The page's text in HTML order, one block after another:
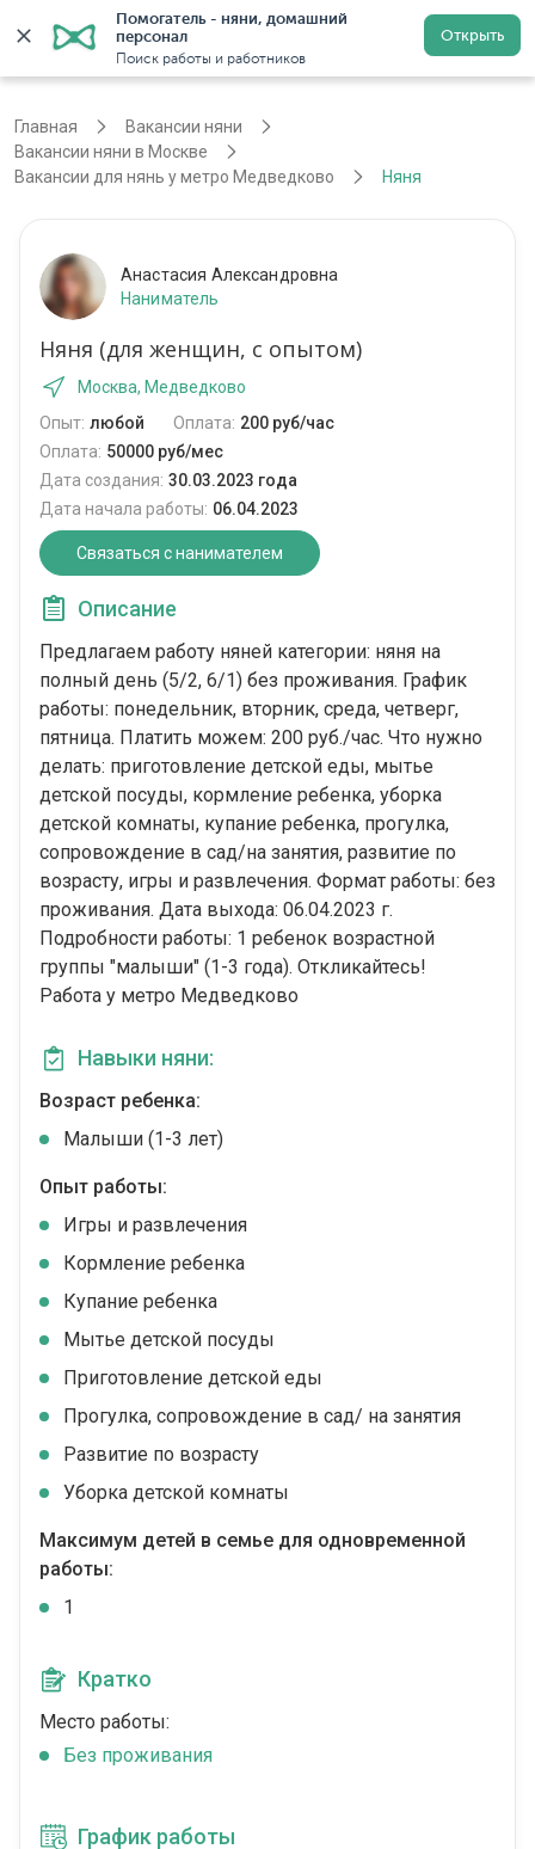
Помогатель - няни, домашний
персонал
Поиск работы и работников
Открыть
Регистрация
Главная
Вакансии няни
Вакансии няни в Москве
Вакансии для нянь у метро Медведково
Няня
Анастасия Александровна
Наниматель
Няня (для женщин, с опытом)
Москва, Медведково
Опыт: любой Оплата: 200 руб/час
Оплата: 50000 руб/мес
Дата создания: 30.03.2023 года
Дата начала работы: 06.04.2023
Связаться с нанимателем
Описание
Предлагаем работу няней категории: няня на
полный день (5/2, 6/1) без проживания. График
работы: понедельник, вторник, среда, четверг,
пятница. Платить можем: 200 руб./час. Что нужно
делать: приготовление детской еды, мытье
детской посуды, кормление ребенка, уборка
детской комнаты, купание ребенка, прогулка,
сопровождение в сад/на занятия, развитие по
возрасту, игры и развлечения. Формат работы: без
проживания. Дата выхода: 06.04.2023 г.
Подробности работы: 1 ребенок возрастной
группы "малыши" (1-3 года). Откликайтесь!
Работа у метро Медведково
Навыки няни:
Возраст ребенка:
Малыши (1-3 лет)
Опыт работы:
Игры и развлечения
Кормление ребенка
Купание ребенка
Мытье детской посуды
Приготовление детской еды
Прогулка, сопровождение в сад/ на занятия
Развитие по возрасту
Уборка детской комнаты
Максимум детей в семье для одновременной
работы:
1
Кратко
Место работы:
Без проживания
График работы